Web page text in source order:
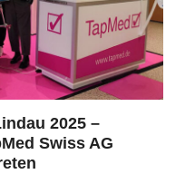
2025 –
Swiss AG